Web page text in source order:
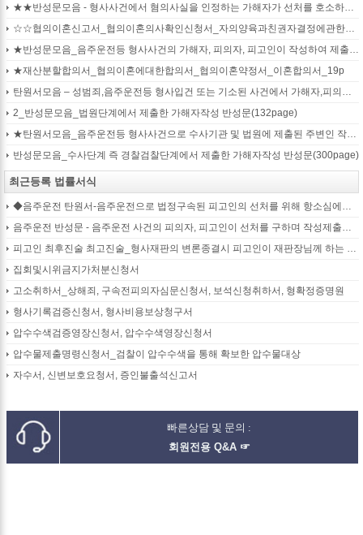
★★반성문모음 - 형사사건에서 혐의사실을 인정하는 가해자가 선처를 호소하며 제출작성하는 반성문2
☆☆협의이혼신고서_협의이혼의사확인신청서_자의양육과친권자결정에관한협의서_22p
★반성문모음_음주운전등 형사사건의 가해자, 피의자, 피고인이 작성하여 제출하는 반성문모음(380page)
★재산분할합의서_협의이혼에대한합의서_협의이혼약정서_이혼합의서_19p
탄원서모음 – 성범죄,음주운전등 형사입건 또는 기소된 사건에서 가해자,피의자,피고인을 위하여 선처를 호소하는 내용(지인분들 작성)
2_반성문모음_법원단계에서 제출한 가해자작성 반성문(132page)
★탄원서모음_음주운전등 형사사건으로 수사기관 및 법원에 제출된 주변인 작성 선처호소 탄원서(208page)
반성문모음_수사단계 즉 경찰검찰단계에서 제출한 가해자작성 반성문(300page)
최근등록 법률서식
◆음주운전 탄원서-음주운전으로 법정구속된 피고인의 선처를 위해 항소심에서 제출하는 탄원서(45page)
음주운전 반성문 - 음주운전 사건의 피의자, 피고인이 선처를 구하며 작성제출하는 반성문
피고인 최후진술 최고진술_형사재판의 변론종결시 피고인이 재판장님께 하는 최종진술 의견내용(36페이지)
집회및시위금지가처분신청서
고소취하서_상해죄, 구속전피의자심문신청서, 보석신청취하서, 형확정증명원
형사기록검증신청서, 형사비용보상청구서
압수수색검증영장신청서, 압수수색영장신청서
압수물제출명령신청서_검찰이 압수수색을 통해 확보한 압수물대상
자수서, 신변보호요청서, 증인불출석신고서
빠른상담 및 문의 :
회원전용 Q&A ☞